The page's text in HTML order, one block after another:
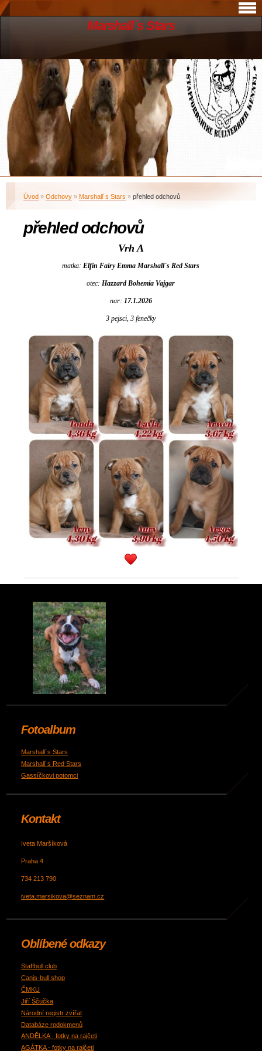
Marshall´s Stars
Úvod » Odchovy » Marshall´s Stars » přehled odchovů
přehled odchovů
Vrh A
matka: Elfin Fairy Emma Marshall´s Red Stars
otec: Hazzard Bohemia Vajgar
nar: 17.1.2026
3 pejsci, 3 fenečky
Fotoalbum
Marshall´s Stars
Marshall´s Red Stars
Gassíčkovi potomci
Kontakt
Iveta Maršíková
Praha 4
734 213 790
iveta.marsikova@seznam.cz
Oblíbené odkazy
Staffbull club
Canis-bull shop
ČMKU
Jiří Ščučka
Národní registr zvířat
Databáze rodokmenů
ANDĚLKA - fotky na rajčeti
AGÁTKA - fotky na rajčeti